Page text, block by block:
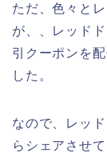
ただ、色々と
が、、レッド
引クーポンを
した。
なので、レッ
らシェアさせ